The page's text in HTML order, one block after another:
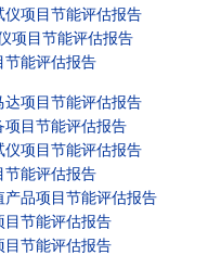
仪项目节能评估报告
项目节能评估报告
节能评估报告
达项目节能评估报告
项目节能评估报告
仪项目节能评估报告
节能评估报告
产品项目节能评估报告
目节能评估报告
目节能评估报告